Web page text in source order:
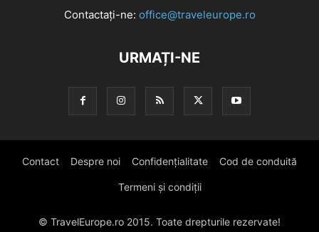
Contactați-ne: office@traveleurope.ro
URMAȚI-NE
Contact Despre noi Confidențialitate Cod de conduită
Termeni și condiții
© TravelEurope.ro 2015. Toate drepturile rezervate!